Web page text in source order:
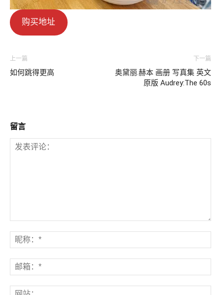
购买地址
上一篇
如何跳得更高
下一篇
奥黛丽.赫本 画册 写真集 英文
原版 Audrey:The 60s
留言